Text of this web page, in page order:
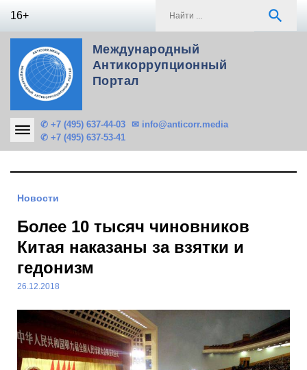
16+ search
Международный
Антикоррупционный
Портал
✆ +7 (495) 637-44-03
✆ +7 (495) 637-53-41
✉ info@anticorr.media
Новости
Более 10 тысяч чиновников
Китая наказаны за взятки и
гедонизм
26.12.2018